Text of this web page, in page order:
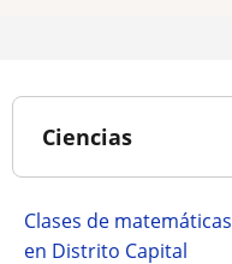
Ciencias
Clases de matemáticas
en Distrito Capital